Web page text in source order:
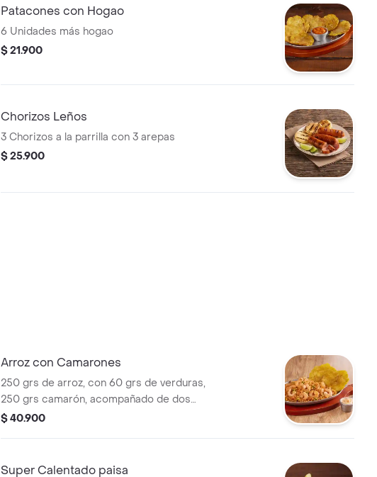
Patacones con Hogao
6 Unidades más hogao
$ 21.900
Chorizos Leños
3 Chorizos a la parrilla con 3 arepas
$ 25.900
Arroz con Camarones
250 grs de arroz, con 60 grs de verduras,
250 grs camarón, acompañado de dos
patacones y 1,5 onz de salsa encocado.
$ 40.900
Super Calentado paisa